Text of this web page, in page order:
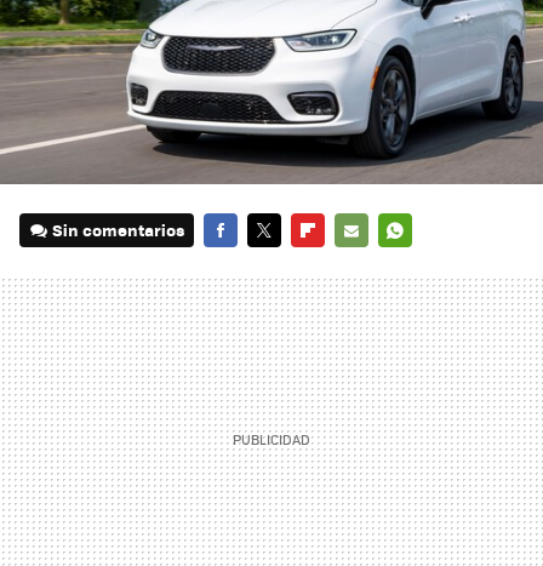
Sin comentarios
MAIL